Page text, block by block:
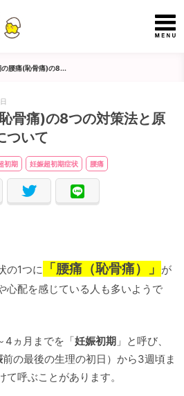
の腰痛(恥骨痛)の8...
骨痛)の8つの対策法と原
ついて
初期 妊娠超初期症状 腰痛
の1つに 「腰痛（恥骨痛）」 が
心配を感じている人も多いようで
4ヵ月までを「妊娠初期」と呼び、
前の最後の生理の初日）から3週頃ま
て呼ぶことがあります。